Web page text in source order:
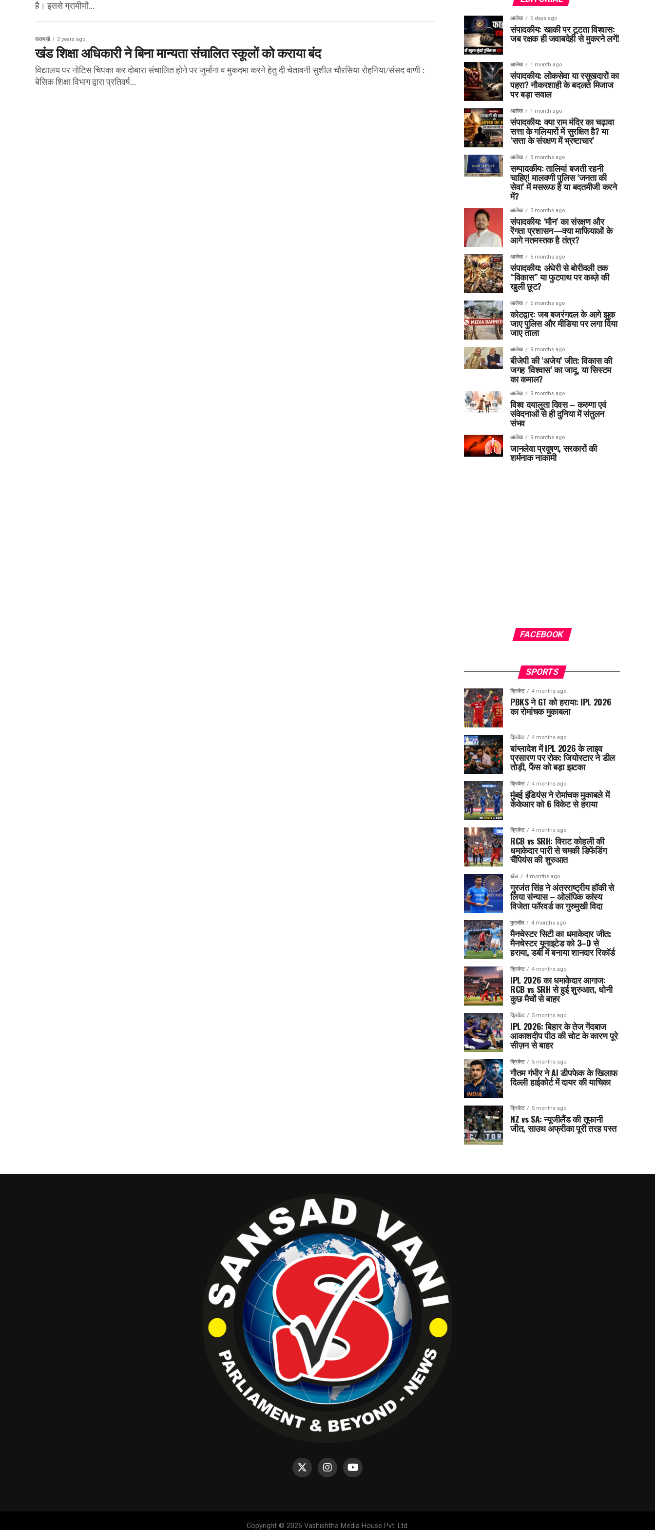
है। इससे ग्रामीणों...
वाराणसी 2 years ago
खंड शिक्षा अधिकारी ने बिना मान्यता संचालित स्कूलों को कराया बंद
विद्यालय पर नोटिस चिपका कर दोबारा संचालित होने पर जुर्माना व मुकदमा करने हेतु दी चेतावनी सुशील चौरसिया रोहनिया/संसद वाणी :
बेसिक शिक्षा विभाग द्वारा प्रतिवर्ष...
आलेख 6 days ago
संपादकीय: खाकी पर टूटता विश्वास:
जब रक्षक ही जवाबदेही से मुकरने लगें!
आलेख 1 month ago
संपादकीय: लोकसेवा या रसूखदारों का
पहरा? नौकरशाही के बदलते मिजाज
पर बड़ा सवाल
आलेख 1 month ago
संपादकीय: क्या राम मंदिर का चढ़ावा
सत्ता के गलियारों में सुरक्षित है? या
‘सत्ता के संरक्षण में भ्रष्टाचार’
आलेख 3 months ago
सम्पादकीय: तालियां बजती रहनी
चाहिए! मालवणी पुलिस ‘जनता की
सेवा’ में मसरूफ है या बदतमीजी करने
में?
आलेख 3 months ago
संपादकीय: ‘मौन’ का संरक्षण और
रेंगता प्रशासन—क्या माफियाओं के
आगे नतमस्तक है तंत्र?
आलेख 5 months ago
संपादकीय: अंधेरी से बोरीवली तक
“विकास” या फुटपाथ पर कब्ज़े की
खुली छूट?
आलेख 6 months ago
कोटद्वार: जब बजरंगदल के आगे झुक
जाए पुलिस और मीडिया पर लगा दिया
जाए ताला
आलेख 9 months ago
बीजेपी की ‘अजेय’ जीत: विकास की
जगह ‘विश्वास’ का जादू, या सिस्टम
का कमाल?
आलेख 9 months ago
विश्व दयालुता दिवस – करुणा एवं
संवेदनाओं से ही दुनिया में संतुलन
संभव
आलेख 9 months ago
जानलेवा प्रदूषण, सरकारों की
शर्मनाक नाकामी
FACEBOOK
SPORTS
क्रिकेट 4 months ago
PBKS ने GT को हराया: IPL 2026
का रोमांचक मुकाबला
क्रिकेट 4 months ago
बांग्लादेश में IPL 2026 के लाइव
प्रसारण पर रोक: जियोस्टार ने डील
तोड़ी, फैंस को बड़ा झटका
क्रिकेट 4 months ago
मुंबई इंडियंस ने रोमांचक मुकाबले में
केकेआर को 6 विकेट से हराया
क्रिकेट 4 months ago
RCB vs SRH: विराट कोहली की
धमाकेदार पारी से चमकी डिफेंडिंग
चैंपियंस की शुरुआत
खेल 4 months ago
गुरजंत सिंह ने अंतरराष्ट्रीय हॉकी से
लिया संन्यास – ओलंपिक कांस्य
विजेता फॉरवर्ड का गुरुमुखी विदा
फुटबॉल 4 months ago
मैनचेस्टर सिटी का धमाकेदार जीत:
मैनचेस्टर यूनाइटेड को 3–0 से
हराया, डर्बी में बनाया शानदार रिकॉर्ड
क्रिकेट 4 months ago
IPL 2026 का धमाकेदार आगाज:
RCB vs SRH से हुई शुरुआत, धोनी
कुछ मैचों से बाहर
क्रिकेट 5 months ago
IPL 2026: बिहार के तेज गेंदबाज
आकाशदीप पीठ की चोट के कारण पूरे
सीज़न से बाहर
क्रिकेट 5 months ago
गौतम गंभीर ने AI डीपफेक के खिलाफ
दिल्ली हाईकोर्ट में दायर की याचिका
क्रिकेट 5 months ago
NZ vs SA: न्यूजीलैंड की तूफानी
जीत, साउथ अफ्रीका पूरी तरह पस्त
Copyright © 2026 Vashishtha Media House Pvt. Ltd.